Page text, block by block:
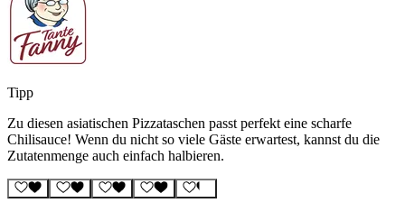
Tipp
Zu diesen asiatischen Pizzataschen passt perfekt eine scharfe
Chilisauce! Wenn du nicht so viele Gäste erwartest, kannst du die
Zutatenmenge auch einfach halbieren.